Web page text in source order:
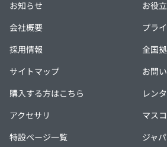
お知らせ
お役
会社概要
プラ
採用情報
全国
サイトマップ
お問
購入する方はこちら
レン
アクセサリ
マス
特設ページ一覧
ジャ